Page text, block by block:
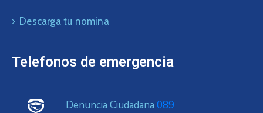
Descarga tu nomina
Telefonos de emergencia
Denuncia Ciudadana 089